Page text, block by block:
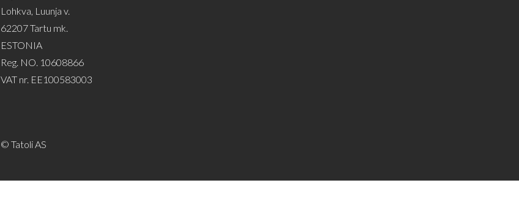
Lohkva, Luunja v.
62207 Tartu mk.
ESTONIA
Reg. NO. 10608866
VAT nr. EE100583003
© Tatoli AS